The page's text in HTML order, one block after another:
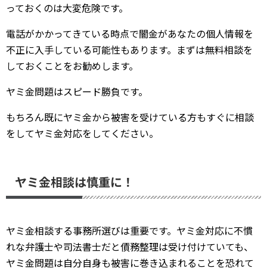
っておくのは大変危険です。
電話がかかってきている時点で闇金があなたの個人情報を
不正に入手している可能性もあります。まずは無料相談を
しておくことをお勧めします。
ヤミ金問題はスピード勝負です。
もちろん既にヤミ金から被害を受けている方もすぐに相談
をしてヤミ金対応をしてください。
ヤミ金相談は慎重に！
ヤミ金相談する事務所選びは重要です。ヤミ金対応に不慣
れな弁護士や司法書士だと債務整理は受け付けていても、
ヤミ金問題は自分自身も被害に巻き込まれることを恐れて